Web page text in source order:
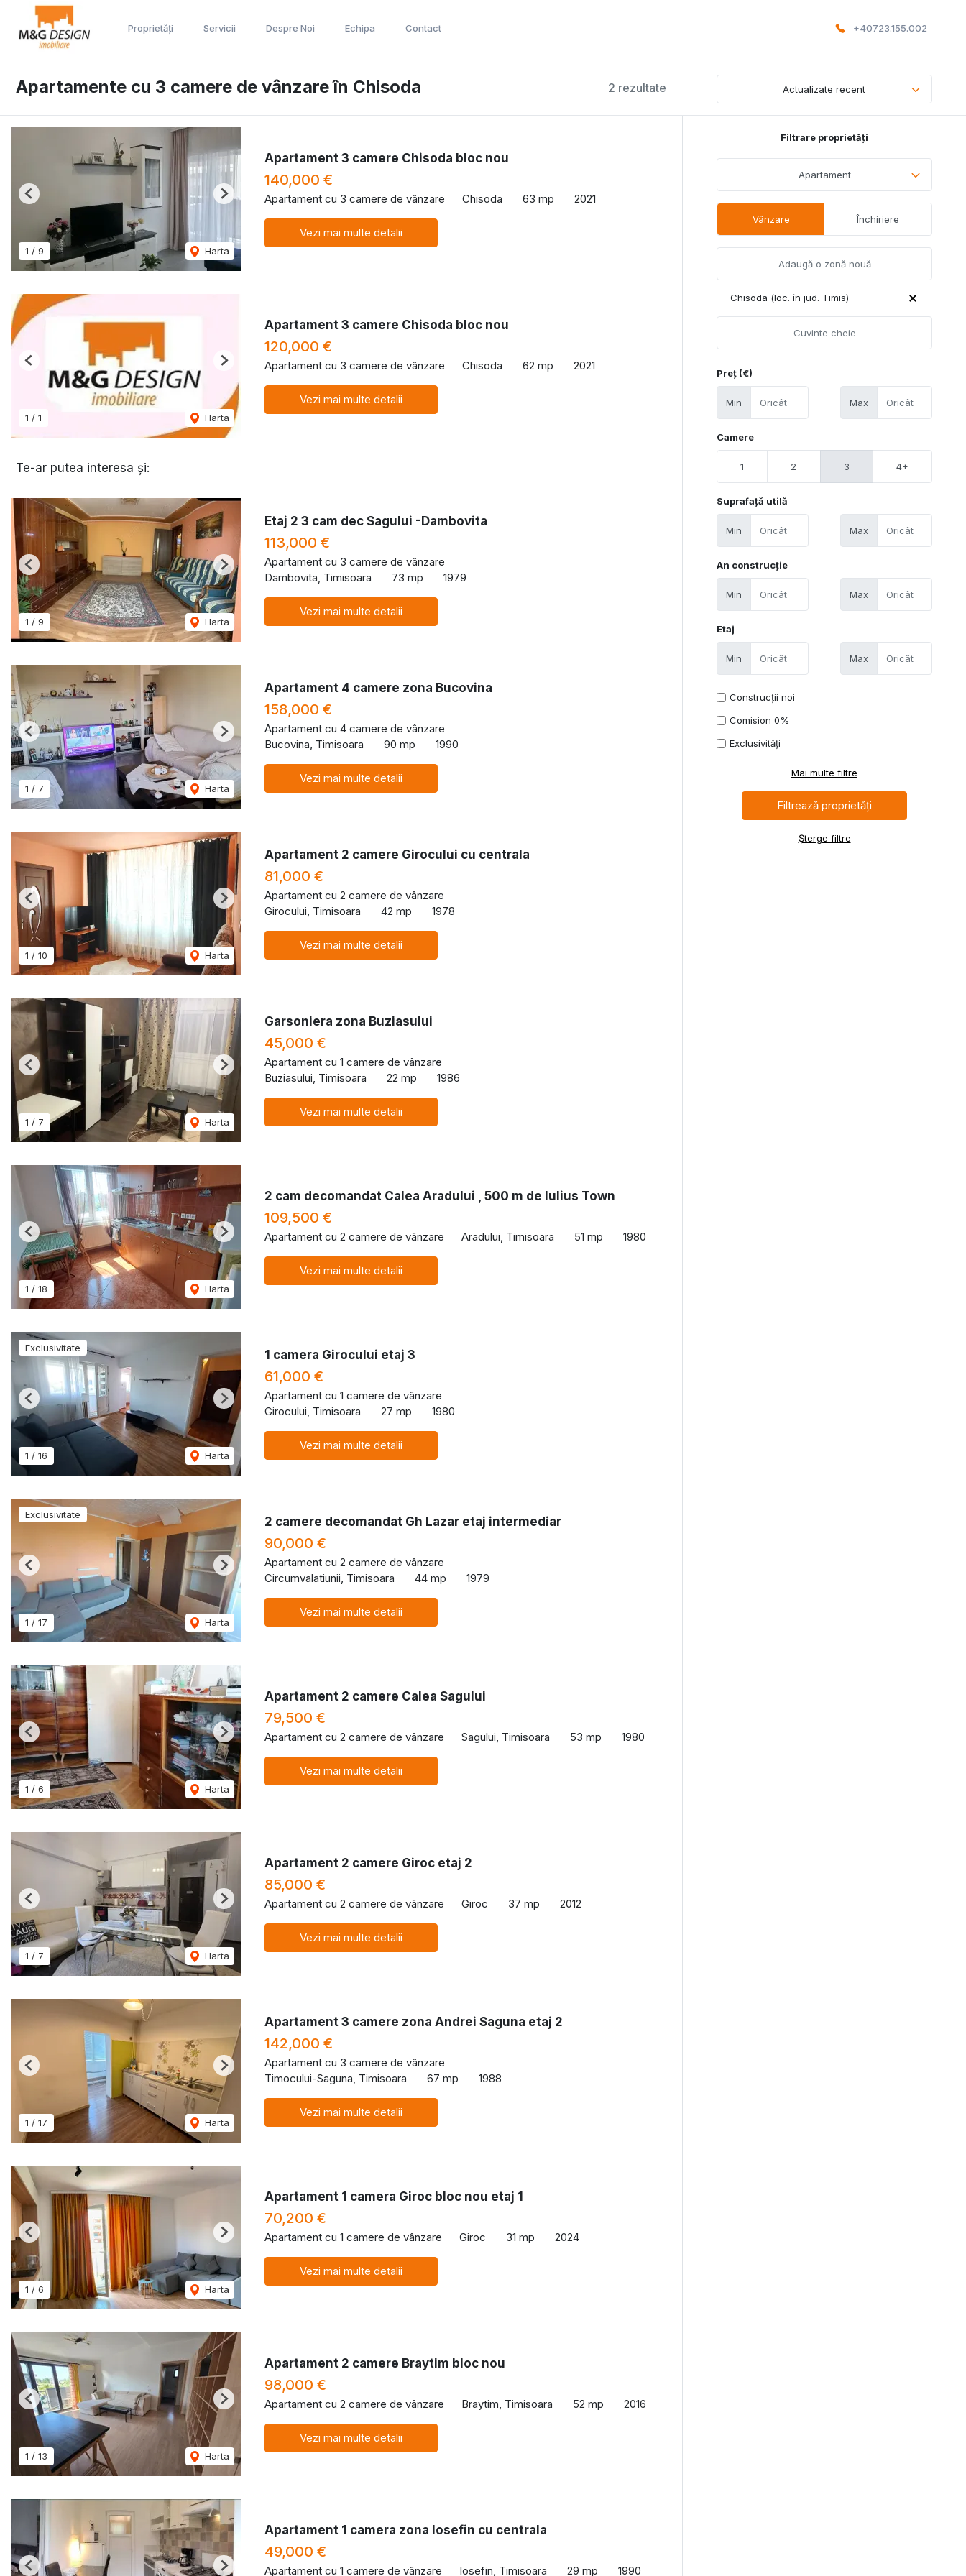
Proprietăți Servicii Despre Noi Echipa Contact +40723.155.002
2 rezultate
Apartamente cu 3 camere de vânzare în Chisoda Actualizate recent
1 / 9 Harta
Previous Next
Apartament 3 camere Chisoda bloc nou
140,000 €
Apartament cu 3 camere de vânzare Chisoda 63 mp 2021
Vezi mai multe detalii
1 / 1 Harta
Previous Next
Apartament 3 camere Chisoda bloc nou
120,000 €
Apartament cu 3 camere de vânzare Chisoda 62 mp 2021
Vezi mai multe detalii
Te-ar putea interesa și:
1 / 9 Harta
Previous Next
Etaj 2 3 cam dec Sagului -Dambovita
113,000 €
Apartament cu 3 camere de vânzare
Dambovita, Timisoara
73 mp 1979
Vezi mai multe detalii
1 / 7 Harta
Previous Next
Apartament 4 camere zona Bucovina
158,000 €
Apartament cu 4 camere de vânzare
Bucovina, Timisoara
90 mp 1990
Vezi mai multe detalii
1 / 10 Harta
Previous Next
Apartament 2 camere Girocului cu centrala
81,000 €
Apartament cu 2 camere de vânzare
Girocului, Timisoara
42 mp 1978
Vezi mai multe detalii
1 / 7 Harta
Previous Next
Garsoniera zona Buziasului
45,000 €
Apartament cu 1 camere de vânzare
Buziasului, Timisoara
22 mp 1986
Vezi mai multe detalii
1 / 18 Harta
Previous Next
2 cam decomandat Calea Aradului , 500 m de Iulius Town
109,500 €
Apartament cu 2 camere de vânzare Aradului, Timisoara 51 mp 1980
Vezi mai multe detalii
Exclusivitate
1 / 16 Harta
Previous Next
1 camera Girocului etaj 3
61,000 €
Apartament cu 1 camere de vânzare
Girocului, Timisoara
27 mp 1980
Vezi mai multe detalii
Exclusivitate
1 / 17 Harta
Previous Next
2 camere decomandat Gh Lazar etaj intermediar
90,000 €
Apartament cu 2 camere de vânzare
Circumvalatiunii, Timisoara
44 mp 1979
Vezi mai multe detalii
1 / 6 Harta
Previous Next
Apartament 2 camere Calea Sagului
79,500 €
Apartament cu 2 camere de vânzare Sagului, Timisoara 53 mp 1980
Vezi mai multe detalii
1 / 7 Harta
Previous Next
Apartament 2 camere Giroc etaj 2
85,000 €
Apartament cu 2 camere de vânzare Giroc 37 mp 2012
Vezi mai multe detalii
1 / 17 Harta
Previous Next
Apartament 3 camere zona Andrei Saguna etaj 2
142,000 €
Apartament cu 3 camere de vânzare
Timocului-Saguna, Timisoara
67 mp 1988
Vezi mai multe detalii
1 / 6 Harta
Previous Next
Apartament 1 camera Giroc bloc nou etaj 1
70,200 €
Apartament cu 1 camere de vânzare Giroc 31 mp 2024
Vezi mai multe detalii
1 / 13 Harta
Previous Next
Apartament 2 camere Braytim bloc nou
98,000 €
Apartament cu 2 camere de vânzare Braytim, Timisoara 52 mp 2016
Vezi mai multe detalii
Previous Next
Apartament 1 camera zona Iosefin cu centrala
49,000 €
Apartament cu 1 camere de vânzare Iosefin, Timisoara 29 mp 1990
Filtrare proprietăți
Apartament
Vânzare Închiriere
Chisoda (loc. în jud. Timis)
Preț (€)
Min Max
Camere
1 2 3 4+
Suprafață utilă
Min Max
An construcție
Min Max
Etaj
Min Max
Construcții noi
Comision 0%
Exclusivități
Mai multe filtre
Șterge filtre